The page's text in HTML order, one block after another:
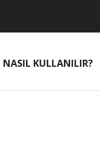
NASIL KULLANILIR?